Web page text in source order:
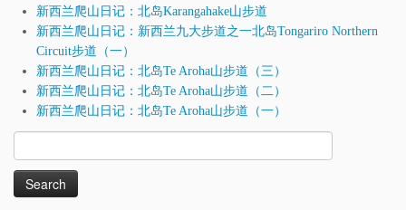
新西兰爬山日记：北岛Karangahake山步道
新西兰爬山日记：新西兰九大步道之一北岛Tongariro Northern
Circuit步道（一）
新西兰爬山日记：北岛Te Aroha山步道（三）
新西兰爬山日记：北岛Te Aroha山步道（二）
新西兰爬山日记：北岛Te Aroha山步道（一）
for: